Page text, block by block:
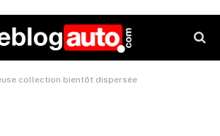
collection bientôt dispersée